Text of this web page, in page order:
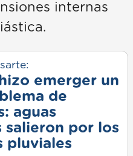
internas
emerger un
de
aguas
salieron por los
pluviales